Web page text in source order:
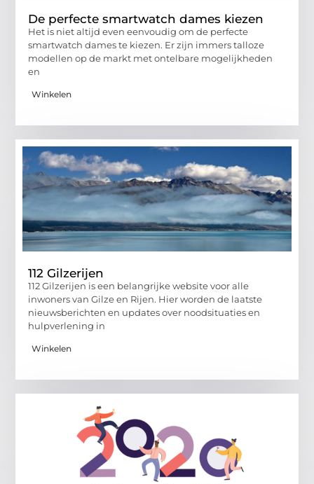
De perfecte smartwatch dames kiezen
Het is niet altijd even eenvoudig om de perfecte
smartwatch dames te kiezen. Er zijn immers talloze
modellen op de markt met ontelbare mogelijkheden
en
Winkelen
112 Gilzerijen
112 Gilzerijen is een belangrijke website voor alle
inwoners van Gilze en Rijen. Hier worden de laatste
nieuwsberichten en updates over noodsituaties en
hulpverlening in
Winkelen